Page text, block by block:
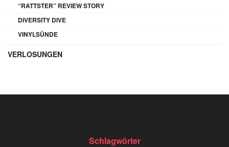
“RATTSTER” REVIEW STORY
DIVERSITY DIVE
VINYLSÜNDE
VERLOSUNGEN
Schlagwörter